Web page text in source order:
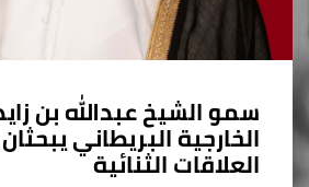
سمو الشيخ عبدالله بن
الخارجية البريطاني
العلاقات الثنائية